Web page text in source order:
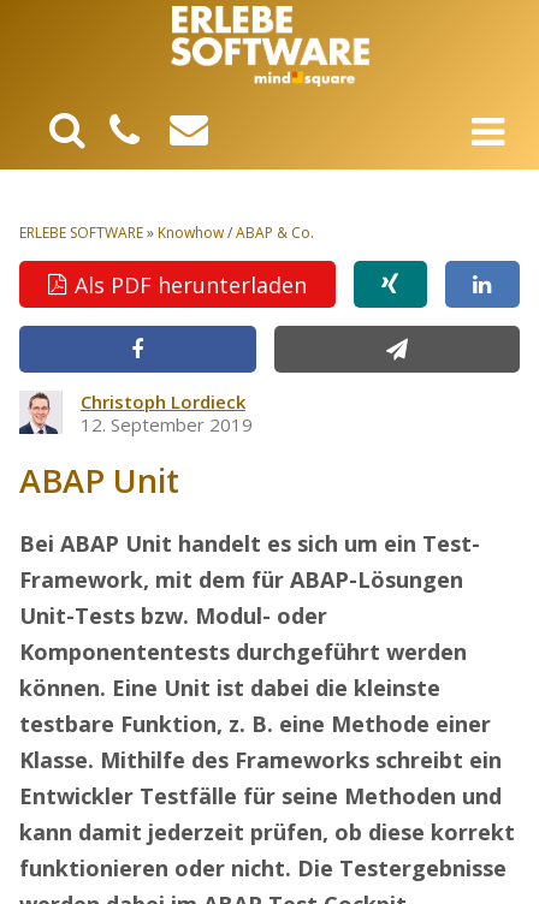
ERLEBE SOFTWARE»Knowhow/ABAP & Co.
Als PDF herunterladen
Christoph Lordieck
12. September 2019
ABAP Unit
Bei ABAP Unit handelt es sich um ein Test-
Framework, mit dem für ABAP-Lösungen
Unit-Tests bzw. Modul- oder
Komponententests durchgeführt werden
können. Eine Unit ist dabei die kleinste
testbare Funktion, z. B. eine Methode einer
Klasse. Mithilfe des Frameworks schreibt ein
Entwickler Testfälle für seine Methoden und
kann damit jederzeit prüfen, ob diese korrekt
funktionieren oder nicht. Die Testergebnisse